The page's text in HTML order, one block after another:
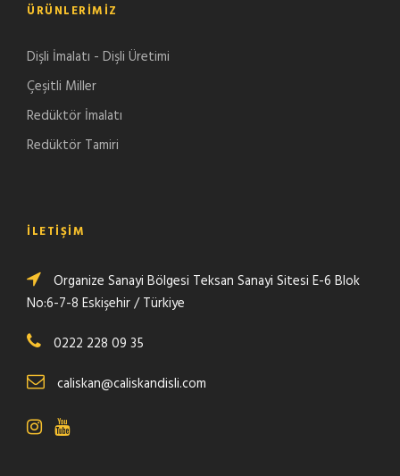
ÜRÜNLERIMIZ
Dişli İmalatı - Dişli Üretimi
Çeşitli Miller
Redüktör İmalatı
Redüktör Tamiri
İLETIŞIM
Organize Sanayi Bölgesi Teksan Sanayi Sitesi E-6 Blok
No:6-7-8 Eskişehir / Türkiye
0222 228 09 35
caliskan@caliskandisli.com